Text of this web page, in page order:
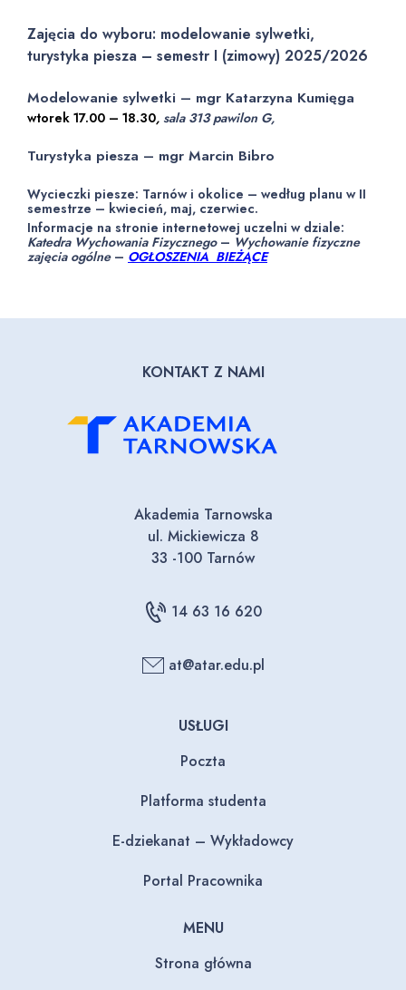
Zajęcia do wyboru: modelowanie sylwetki,
turystyka piesza – semestr I (zimowy) 2025/2026
Modelowanie sylwetki – mgr Katarzyna Kumięga
wtorek 17.00 – 18.30, sala 313 pawilon G,
Turystyka piesza – mgr Marcin Bibro
Wycieczki piesze: Tarnów i okolice – według planu w II
semestrze – kwiecień, maj, czerwiec.
Informacje na stronie internetowej uczelni w dziale:
Katedra Wychowania Fizycznego– Wychowanie fizyczne
zajęcia ogólne – OGŁOSZENIA BIEŻĄCE
KONTAKT Z NAMI
Akademia Tarnowska
ul. Mickiewicza 8
33 -100 Tarnów
14 63 16 620
at@atar.edu.pl
USŁUGI
Poczta
Platforma studenta
E-dziekanat – Wykładowcy
Portal Pracownika
MENU
Strona główna